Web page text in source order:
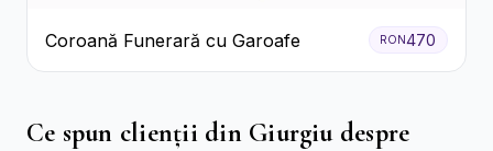
Coroană Funerară cu Garoafe RON 470
Ce spun clienții din Giurgiu despre